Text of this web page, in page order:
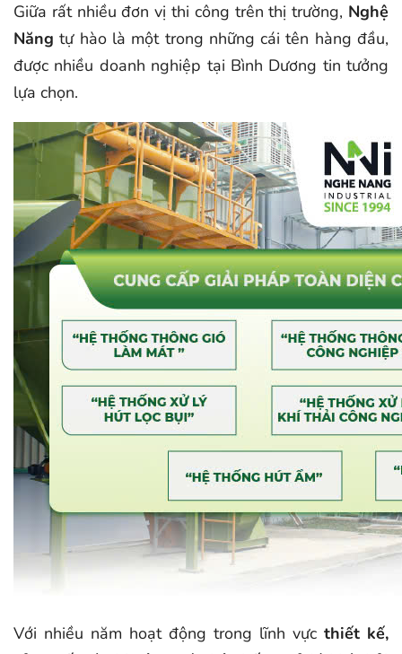
Giữa rất nhiều đơn vị thi công trên thị trường, Nghệ
Năng tự hào là một trong những cái tên hàng đầu,
được nhiều doanh nghiệp tại Bình Dương tin tưởng
lựa chọn.
Với nhiều năm hoạt động trong lĩnh vực thiết kế,